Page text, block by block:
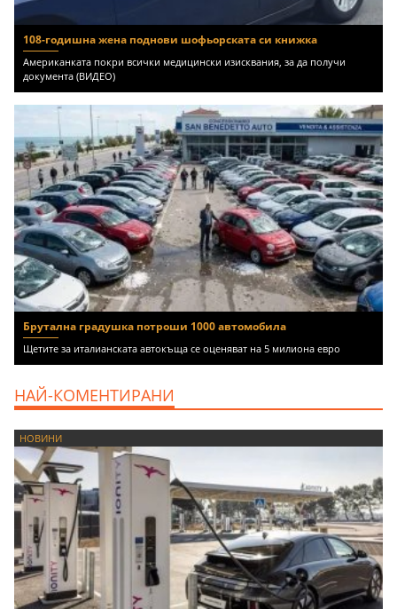
108-годишна жена поднови шофьорската си книжка
Американката покри всички медицински изисквания, за да получи
документа (ВИДЕО)
Брутална градушка потроши 1000 автомобила
Щетите за италианската автокъща се оценяват на 5 милиона евро
НАЙ-КОМЕНТИРАНИ
НОВИНИ